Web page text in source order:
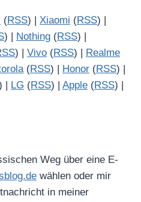
(RSS) | Xiaomi (RSS) |
) | Nothing (RSS) |
) | Vivo (RSS) | Realme
(RSS) | Honor (RSS) |
| LG (RSS) | Apple (RSS) |
Weg über eine E-
wählen oder mir
in meiner